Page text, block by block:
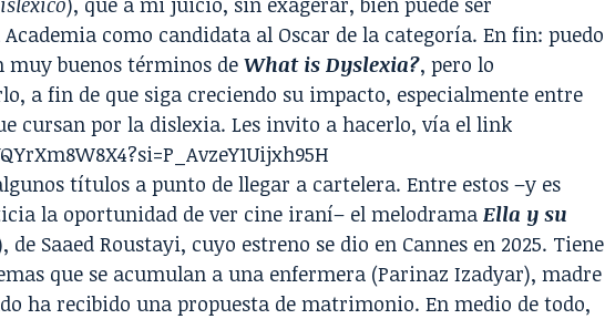
como candidata al Oscar de la categoría. En fin: puedo
muy buenos términos de What is Dyslexia?, pero lo
a fin de que siga creciendo su impacto, especialmente entre
cursan por la dislexia. Les invito a hacerlo, vía el link
títulos a punto de llegar a cartelera. Entre estos –y es
la oportunidad de ver cine iraní– el melodrama Ella y su
de Saaed Roustayi, cuyo estreno se dio en Cannes en 2025. Tiene
que se acumulan a una enfermera (Parinaz Izadyar), madre
ha recibido una propuesta de matrimonio. En medio de todo,